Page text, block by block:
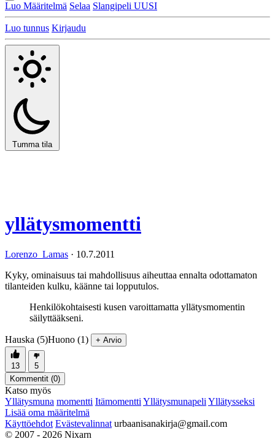
Luo Määritelmä Selaa Slangipeli UUSI
Luo tunnus Kirjaudu
Tumma tila
yllätysmomentti
Lorenzo_Lamas · 10.7.2011
Kyky, ominaisuus tai mahdollisuus aiheuttaa ennalta odottamaton
tilanteiden kulku, käänne tai lopputulos.
Henkilökohtaisesti kusen varoittamatta yllätysmomentin
säilyttääkseni.
Hauska (5)Huono (1) + Arvio
13
5
Kommentit (0)
Katso myös
Yllätysmuna momentti Itämomentti Yllätysmunapeli Yllätysseksi
Lisää oma määritelmä
Käyttöehdot Evästevalinnat urbaanisanakirja@gmail.com
© 2007 - 2026 Nixarn